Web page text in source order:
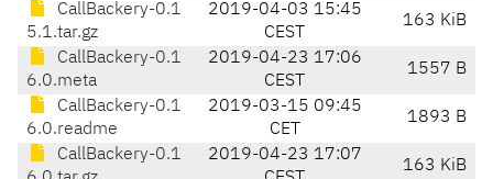
CallBackery-0.1
5.1.tar.gz
2019-04-03 15:45
CEST
163 KiB
CallBackery-0.1
6.0.meta
2019-04-23 17:06
CEST
1557 B
CallBackery-0.1
6.0.readme
2019-03-15 09:45
CET
1893 B
CallBackery-0.1
2019-04-23 17:07
163 KiB